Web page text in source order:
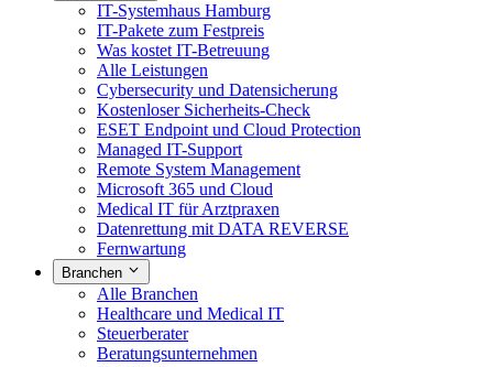
IT-Systemhaus Hamburg
IT-Pakete zum Festpreis
Was kostet IT-Betreuung
Alle Leistungen
Cybersecurity und Datensicherung
Kostenloser Sicherheits-Check
ESET Endpoint und Cloud Protection
Managed IT-Support
Remote System Management
Microsoft 365 und Cloud
Medical IT für Arztpraxen
Datenrettung mit DATA REVERSE
Fernwartung
Branchen
Alle Branchen
Healthcare und Medical IT
Steuerberater
Beratungsunternehmen